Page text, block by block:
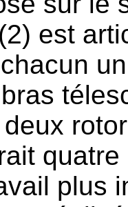
est
plus